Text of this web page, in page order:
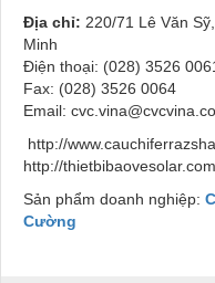
Địa chỉ: 220/71 Lê Văn
Minh
Điện thoại: (028) 3526
Fax: (028) 3526 0064
Email:
http://
http://thietbibaovesolar.com
Sản phẩm doanh nghiệp:
Cường